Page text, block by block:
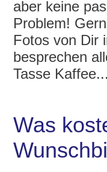
aber keine
Problem!
Fotos von Dir
besprechen
Tasse Kaffee...
Was